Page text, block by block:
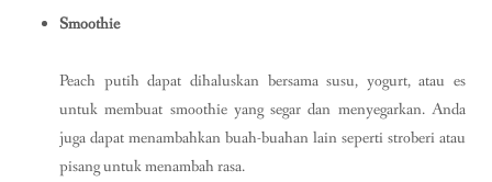
Smoothie
Peach putih dapat dihaluskan bersama susu, yogurt, atau es
untuk membuat smoothie yang segar dan menyegarkan. Anda
juga dapat menambahkan buah-buahan lain seperti stroberi atau
pisang untuk menambah rasa.